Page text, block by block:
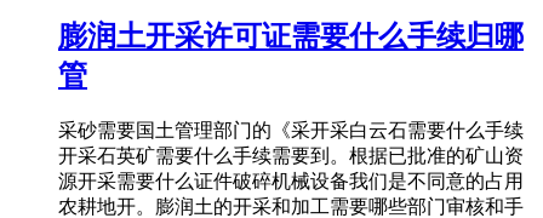
膨润土开采许可证需要什么手续归哪
管
采砂需要国土管理部门的《采开采白云石需要什么手续
开采石英矿需要什么手续需要到。根据已批准的矿山资
源开采需要什么证件破碎机械设备我们是不同意的占用
农耕地开。膨润土的开采和加工需要哪些部门审核和手